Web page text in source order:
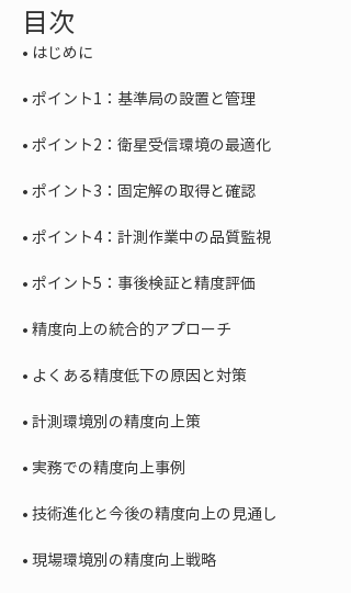
目次
•
•
•
•
•
•
•
•
•
•
•
• 現場環境別の精度向上戦略